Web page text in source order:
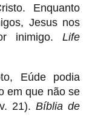
Enquanto
Jesus nos
inimigo. Life
Eúde podia
em que não se
21). Bíblia de